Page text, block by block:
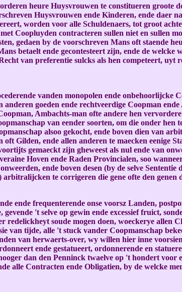
heure Huysvrouwen te constitueren groote
Huysvrouwen ende Kinderen, ende daer
worden voor alle Schuldenaers, tot groot
Coopluyden contracteren sullen niet en sullen
gedaen by de voorschreven Mans oft
betaelt ende gecontesteert zijn, ende de
van preferentie sulcks als hen competeert,
vanden monopolen ende
goeden ende rechtveerdige Coopman
Ambachts-man ofte andere hen
van eender soorten, om die onder
alsoo gekocht, ende boven dien van
Gilden, ende allen anderen te maecken eenige
gemaeckt zijn gheweest als nul ende van
Hoven ende Raden Provincialen, soo
ende boven desen (by de selve
arbitralijcken te corrigeren die gene ofte den
ende frequenterende onse voorsz Landen,
't selve op gewin ende excessief fruict,
redelickheyt soude mogen doen, woeckerye allen
van tijde, alle 't stuck vander Coopmanschap
van herwaerts-over, wy willen hier inne
ende gestatueert, ordonnerende en
dan den Penninck twaelve op 't hondert
alle Contracten ende Obligatien, by de welcke